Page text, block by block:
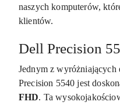
naszych komputerów,
klientów.
Dell Precision
Jednym z wyróżniających
Precision 5540 jest
FHD. Ta